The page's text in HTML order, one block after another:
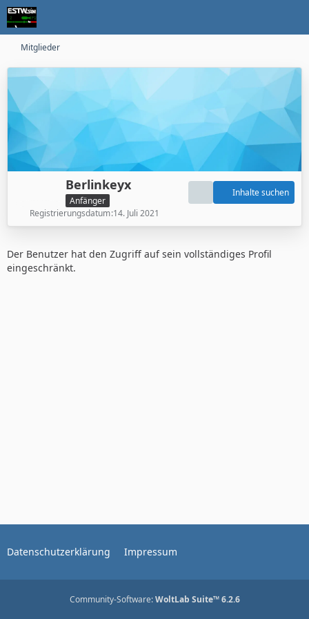
Mitglieder
Berlinkeyx
Anfänger
Inhalte suchen
Registrierungsdatum 14. Juli 2021
Der Benutzer hat den Zugriff auf sein vollständiges Profil
eingeschränkt.
Datenschutzerklärung Impressum
Community-Software:WoltLab Suite™ 6.2.6